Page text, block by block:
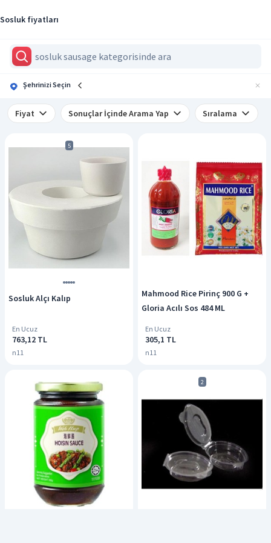
Sosluk fiyatları
Şehrinizi Seçin
Fiyat Sonuçlar İçinde Arama Yap Sıralama
5
Sosluk Alçı Kalıp
En Ucuz
763,12 TL
n11
Mahmood Rice Pirinç 900 G +
Gloria Acılı Sos 484 ML
En Ucuz
305,1 TL
n11
2